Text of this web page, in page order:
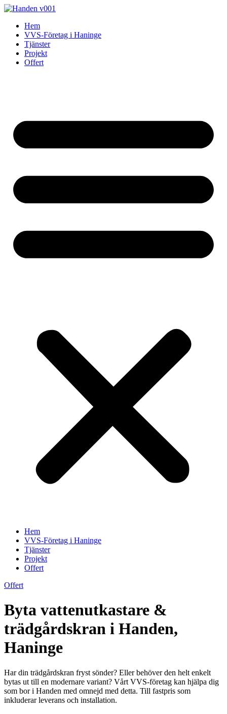
Skip
contentHem
VVS-Företag i Haninge
Tjänster
Projekt
Offert
Hem
VVS-Företag i Haninge
Tjänster
Projekt
Offert
Offert
Byta vattenutkastare &
trädgårdskran i Handen,
Haninge
Har din trädgårdskran fryst sönder? Eller behöver den helt enkelt
bytas ut till en modernare variant? Vårt VVS-företag kan hjälpa dig
som bor i Handen med omnejd med detta. Till fastpris som
inkluderar leverans och installation.